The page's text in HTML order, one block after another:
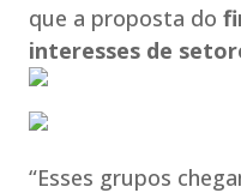
que a proposta do
interesses de
“Esses grupos